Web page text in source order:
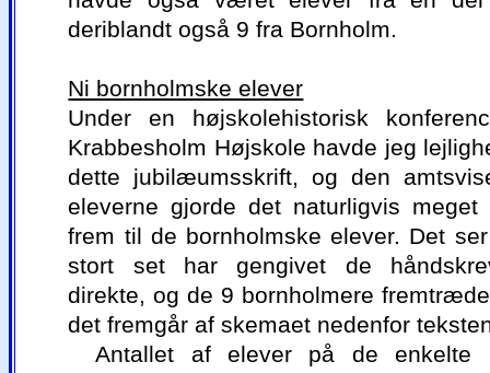
deriblandt også 9 fra Bornholm.
Ni bornholmske elever
Under en højskolehistorisk
Krabbesholm Højskole havde jeg
dette jubilæumsskrift, og den
eleverne gjorde det naturligvis
frem til de bornholmske elever. Det
stort set har gengivet de
direkte, og de 9 bornholmere
det fremgår af skemaet nedenfor
Antallet af elever på de enkelte